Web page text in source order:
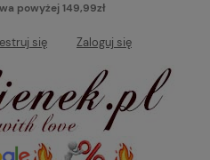
powyżej 149,99zł
się Zaloguj się